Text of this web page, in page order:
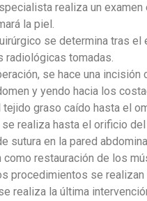
realiza un examen
la piel.
se determina tras el
radiológicas tomadas.
se hace una incisión
y yendo hacia los
graso caído hasta el
realiza hasta el orificio
sutura en la pared
como restauración de los
procedimientos se realizan
realiza la última